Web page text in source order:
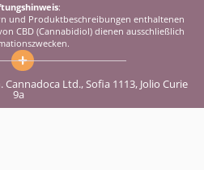
:
und Produktbeschreibungen enthaltenen
CBD (Cannabidiol) dienen ausschließlich
Ltd., Sofia 1113, Jolio Curie
9a